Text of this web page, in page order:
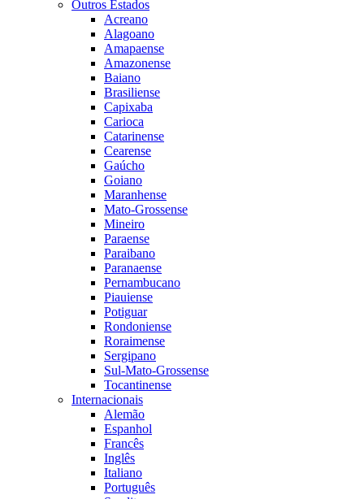
Outros Estados
Acreano
Alagoano
Amapaense
Amazonense
Baiano
Brasiliense
Capixaba
Carioca
Catarinense
Cearense
Gaúcho
Goiano
Maranhense
Mato-Grossense
Mineiro
Paraense
Paraibano
Paranaense
Pernambucano
Piauiense
Potiguar
Rondoniense
Roraimense
Sergipano
Sul-Mato-Grossense
Tocantinense
Internacionais
Alemão
Espanhol
Francês
Inglês
Italiano
Português